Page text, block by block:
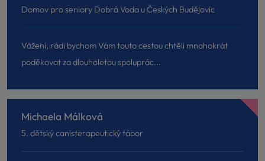
Domov pro seniory Dobrá Voda u Českých Budějovic
Vážení, rádi bychom Vám touto cestou chtěli mnohokrát
poděkovat za dlouholetou spoluprác...
Michaela Málková
5. dětský canisterapeutický tábor